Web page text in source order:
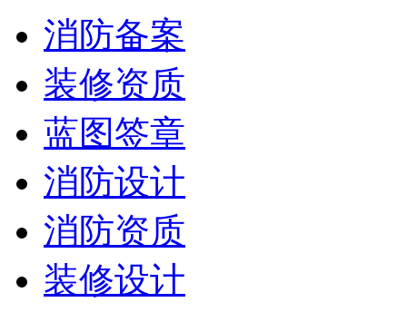
消防备案
装修资质
蓝图签章
消防设计
消防资质
装修设计